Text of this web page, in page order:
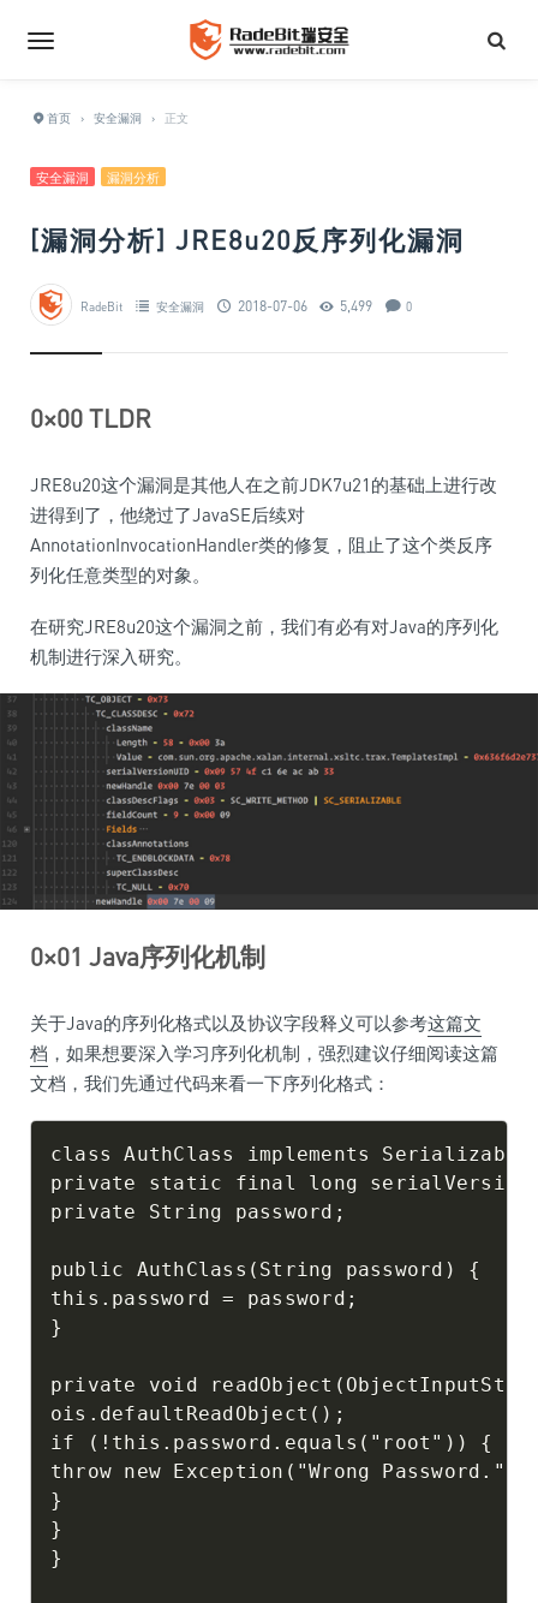
首页 › 安全漏洞 › 正文
安全漏洞 漏洞分析
[漏洞分析] JRE8u20反序列化漏洞
RadeBit 安全漏洞 2018-07-06 5,499 0
0×00 TLDR
JRE8u20这个漏洞是其他人在之前JDK7u21的基础上进行改
进得到了，他绕过了JavaSE后续对
AnnotationInvocationHandler类的修复，阻止了这个类反序
列化任意类型的对象。
在研究JRE8u20这个漏洞之前，我们有必有对Java的序列化
机制进行深入研究。
0×01 Java序列化机制
关于Java的序列化格式以及协议字段释义可以参考这篇文
档 ，如果想要深入学习序列化机制，强烈建议仔细阅读这篇
文档，我们先通过代码来看一下序列化格式：
class AuthClass implements
private static final long
private String password;
public AuthClass(String password) {
this.password = password;
}
private void
ois.defaultReadObject();
if (!this.password.equals("root")) {
throw new Exception("Wrong Password.");
}
}
}